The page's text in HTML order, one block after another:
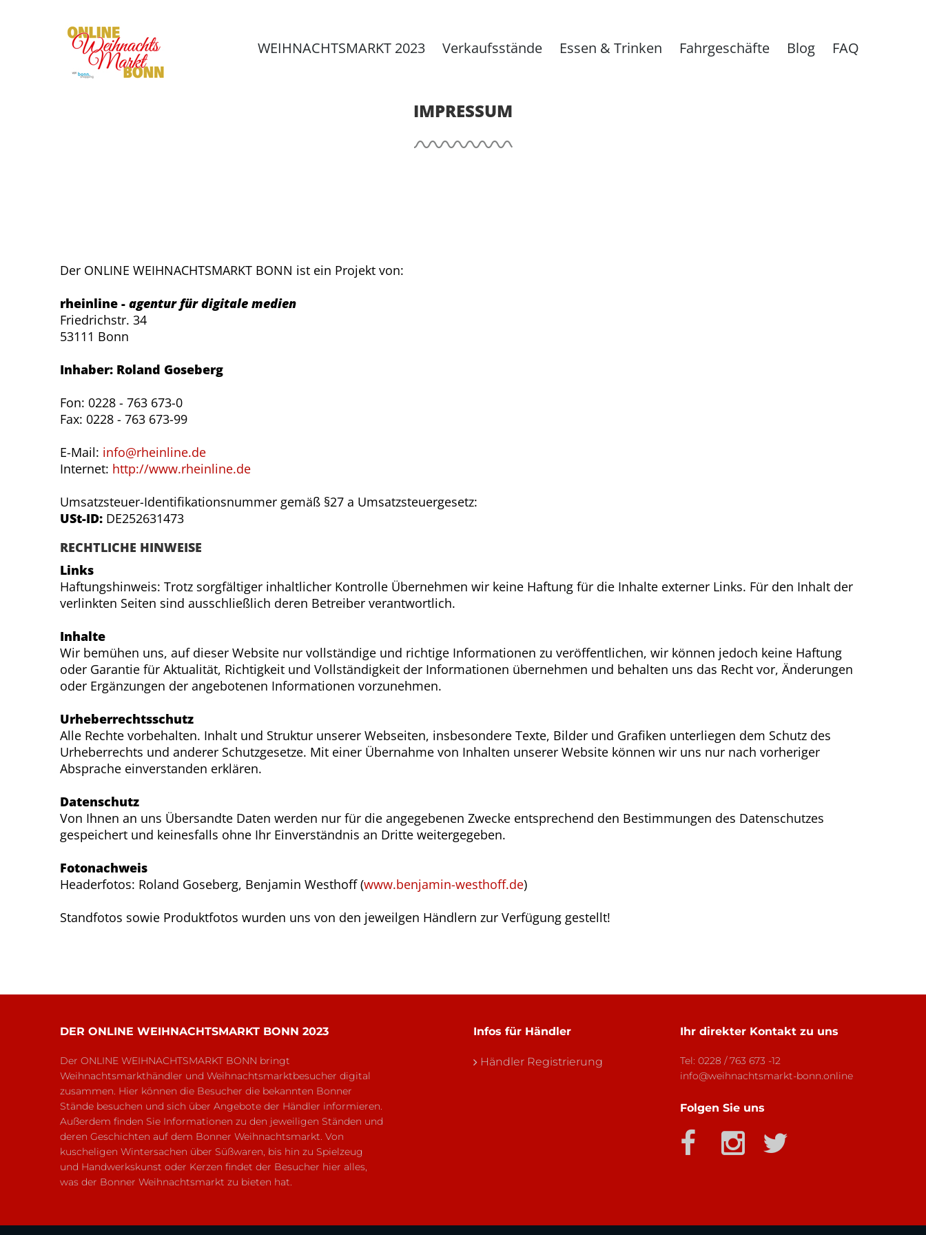
WEIHNACHTSMARKT 2023 Verkaufsstände Essen & Trinken Fahrgeschäfte Blog FAQ
IMPRESSUM
Der ONLINE WEIHNACHTSMARKT BONN ist ein Projekt von:
rheinline - agentur für digitale medien
Friedrichstr. 34
53111 Bonn
Inhaber: Roland Goseberg
Fon: 0228 - 763 673-0
Fax: 0228 - 763 673-99
E-Mail: info@rheinline.de
Internet: http://www.rheinline.de
Umsatzsteuer-Identifikationsnummer gemäß §27 a Umsatzsteuergesetz:
USt-ID: DE252631473
RECHTLICHE HINWEISE
Links
Haftungshinweis: Trotz sorgfältiger inhaltlicher Kontrolle Übernehmen wir keine Haftung für die Inhalte externer Links. Für den Inhalt der
verlinkten Seiten sind ausschließlich deren Betreiber verantwortlich.
Inhalte
Wir bemühen uns, auf dieser Website nur vollständige und richtige Informationen zu veröffentlichen, wir können jedoch keine Haftung
oder Garantie für Aktualität, Richtigkeit und Vollständigkeit der Informationen übernehmen und behalten uns das Recht vor, Änderungen
oder Ergänzungen der angebotenen Informationen vorzunehmen.
Urheberrechtsschutz
Alle Rechte vorbehalten. Inhalt und Struktur unserer Webseiten, insbesondere Texte, Bilder und Grafiken unterliegen dem Schutz des
Urheberrechts und anderer Schutzgesetze. Mit einer Übernahme von Inhalten unserer Website können wir uns nur nach vorheriger
Absprache einverstanden erklären.
Datenschutz
Von Ihnen an uns Übersandte Daten werden nur für die angegebenen Zwecke entsprechend den Bestimmungen des Datenschutzes
gespeichert und keinesfalls ohne Ihr Einverständnis an Dritte weitergegeben.
Fotonachweis
Headerfotos: Roland Goseberg, Benjamin Westhoff (www.benjamin-westhoff.de)
Standfotos sowie Produktfotos wurden uns von den jeweilgen Händlern zur Verfügung gestellt!
DER ONLINE WEIHNACHTSMARKT BONN 2023
Der ONLINE WEIHNACHTSMARKT BONN bringt
Weihnachtsmarkthändler und Weihnachtsmarktbesucher digital
zusammen. Hier können die Besucher die bekannten Bonner
Stände besuchen und sich über Angebote der Händler informieren.
Außerdem finden Sie Informationen zu den jeweiligen Ständen und
deren Geschichten auf dem Bonner Weihnachtsmarkt. Von
kuscheligen Wintersachen über Süßwaren, bis hin zu Spielzeug
und Handwerkskunst oder Kerzen findet der Besucher hier alles,
was der Bonner Weihnachtsmarkt zu bieten hat.
Infos für Händler
Händler Registrierung
Ihr direkter Kontakt zu uns
Tel: 0228 / 763 673 -12
info@weihnachtsmarkt-bonn.online
Folgen Sie uns